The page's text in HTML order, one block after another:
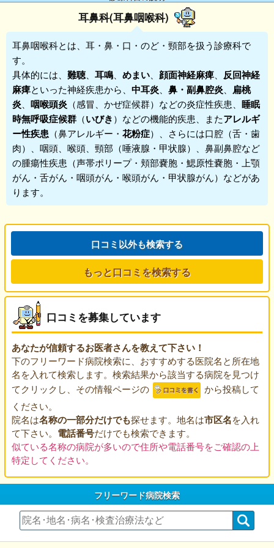
耳鼻科(耳鼻咽喉科)
耳鼻咽喉科とは、耳・鼻・口・のど・頸部を扱う診療科で
す。
具体的には、 難聴、 耳鳴 めまい 顔面神経麻痺
反回神経
麻痺といった神経疾患から、 中耳炎 鼻・副鼻腔炎
扁桃
炎
咽喉頭炎 （感冒、かぜ症候群）などの炎症性疾患、 睡眠
時無呼吸症候群 （いびき）などの機能的疾患、またアレルギ
ー性疾患 （鼻アレルギー・ 花粉症）、さらには口腔（舌・歯
肉）、咽頭、喉頭、頸部（唾液腺・甲状腺）、鼻副鼻腔など
の腫瘍性疾患（声帯ポリープ・頬部嚢胞・鰓原性嚢胞・上顎
がん・舌がん・咽頭がん・喉頭がん・甲状腺がん）などがあ
ります。
口コミ以外も検索する
もっと口コミを検索する
口コミを募集しています
あなたが信頼するお医者さんを教えて下さい！
下のフリーワード病院検索に、おすすめする医院名と所在地
名を入れて検索します。検索結果から該当する病院を見つけ
てクリックし、その情報ページの
から投稿して
ください。
院名は名称の一部分だけでも探せます。地名は市区名を入れ
て下さい。 電話番号だけでも検索できます。
似ている名称の病院が多いので住所や電話番号をご確認の上
特定してください。
フリーワード病院検索